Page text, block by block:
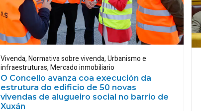
Vivenda,Normativa sobre vivenda,Urbanismo e
infraestruturas,Mercado inmobiliario
O Concello avanza coa execución da
estrutura do edificio de 50 novas
vivendas de alugueiro social no barrio de
Xuxán